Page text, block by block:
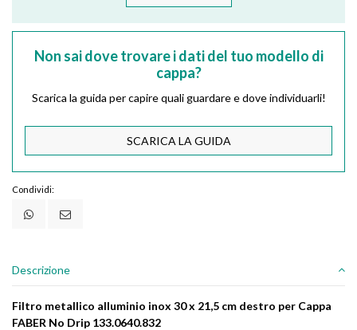
Non sai dove trovare i dati del tuo modello di
cappa?
Scarica la guida per capire quali guardare e dove individuarli!
SCARICA LA GUIDA
Condividi:
Descrizione
Filtro metallico alluminio inox 30 x 21,5 cm destro per Cappa
FABER No Drip 133.0640.832